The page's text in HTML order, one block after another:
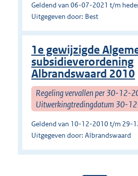
Geldend van 06-07-2021 t/m
Uitgegeven door: Best
1e gewijzigde
subsidieverordening
Albrandswaard 2010
Regeling vervallen per 30-12-
Uitwerkingtredingdatum 30-
Geldend van 10-12-2010 t/m 29-
Uitgegeven door: Albrandswaard